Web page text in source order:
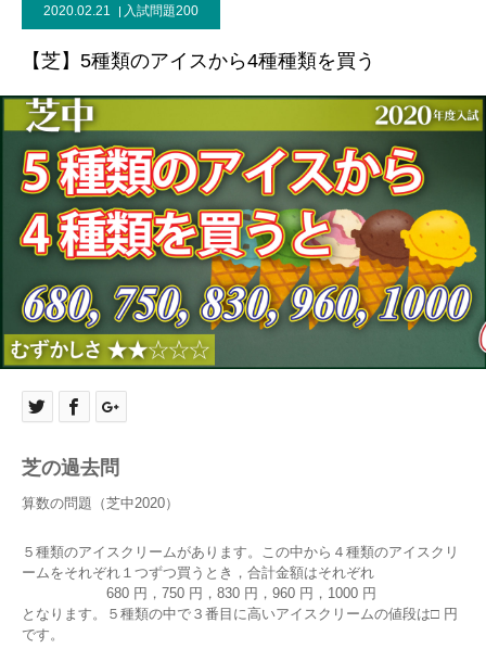
2020.02.21 入試問題200
【芝】5種類のアイスから4種種類を買う
芝の過去問
算数の問題（芝中2020）
５種類のアイスクリームがあります。この中から４種類のアイスクリ
ームをそれぞれ１つずつ買うとき，合計金額はそれぞれ
680 円，750 円，830 円，960 円，1000 円
となります。５種類の中で３番目に高いアイスクリームの値段は□ 円
です。